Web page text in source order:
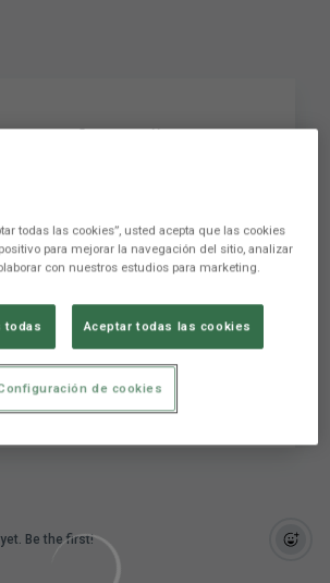
“Ha
partit molt
per tot el
passat, volíem
los una
Be the first!
todas las cookies”, usted acepta que las cookies
para mejorar la navegación del sitio, analizar
con nuestros estudios para marketing.
todas Aceptar todas las cookies
de cookies